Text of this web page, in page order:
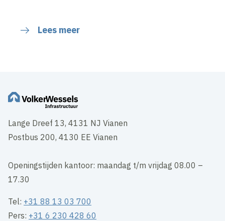
Lees meer
Lange Dreef 13, 4131 NJ Vianen
Postbus 200, 4130 EE Vianen
Openingstijden kantoor: maandag t/m vrijdag 08.00 –
17.30
Tel: +31 88 13 03 700
Pers: +31 6 230 428 60